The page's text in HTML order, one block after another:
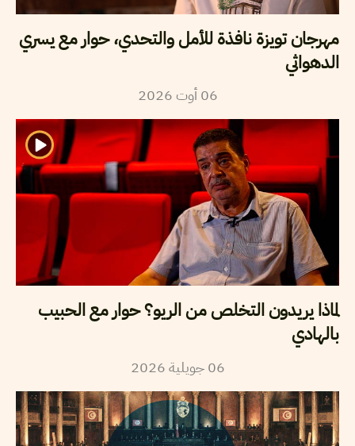
مهرجان تويزة نافذة للأمل والتحدي، حوار مع يسري
الدهواثي
06 أوت2026
لماذا يريدون التخلص من الريو؟ حوار مع الحبيب
بالهادي
06 جويلية2026